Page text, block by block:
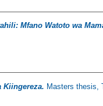
Mfano Watoto wa
Kiingereza. Masters thesis,